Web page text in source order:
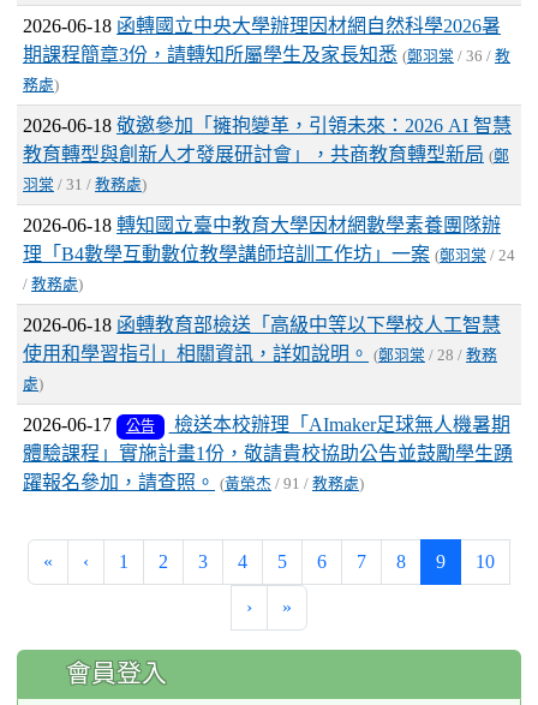
2026-06-18 函轉國立中央大學辦理因材網自然科學2026暑
期課程簡章3份，請轉知所屬學生及家長知悉 (鄭羽棠 / 36 / 教
務處)
2026-06-18 敬邀參加「擁抱變革，引領未來：2026 AI 智慧
教育轉型與創新人才發展研討會」，共商教育轉型新局 (鄭
羽棠 / 31 / 教務處)
2026-06-18 轉知國立臺中教育大學因材網數學素養團隊辦
理「B4數學互動數位教學講師培訓工作坊」一案 (鄭羽棠 / 24
/ 教務處)
2026-06-18 函轉教育部檢送「高級中等以下學校人工智慧
使用和學習指引」相關資訊，詳如說明。
(鄭羽棠 / 28 / 教務
處)
2026-06-17 公告
檢送本校辦理「AImaker足球無人機暑期
體驗課程」實施計畫1份，敬請貴校協助公告並鼓勵學生踴
躍報名參加，請查照。
(黃榮杰 / 91 / 教務處)
« ‹ 1 2 3 4 5 6 7 8 9(current)
10
› »
:::
會員登入